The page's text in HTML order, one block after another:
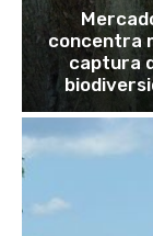
concentra
captura